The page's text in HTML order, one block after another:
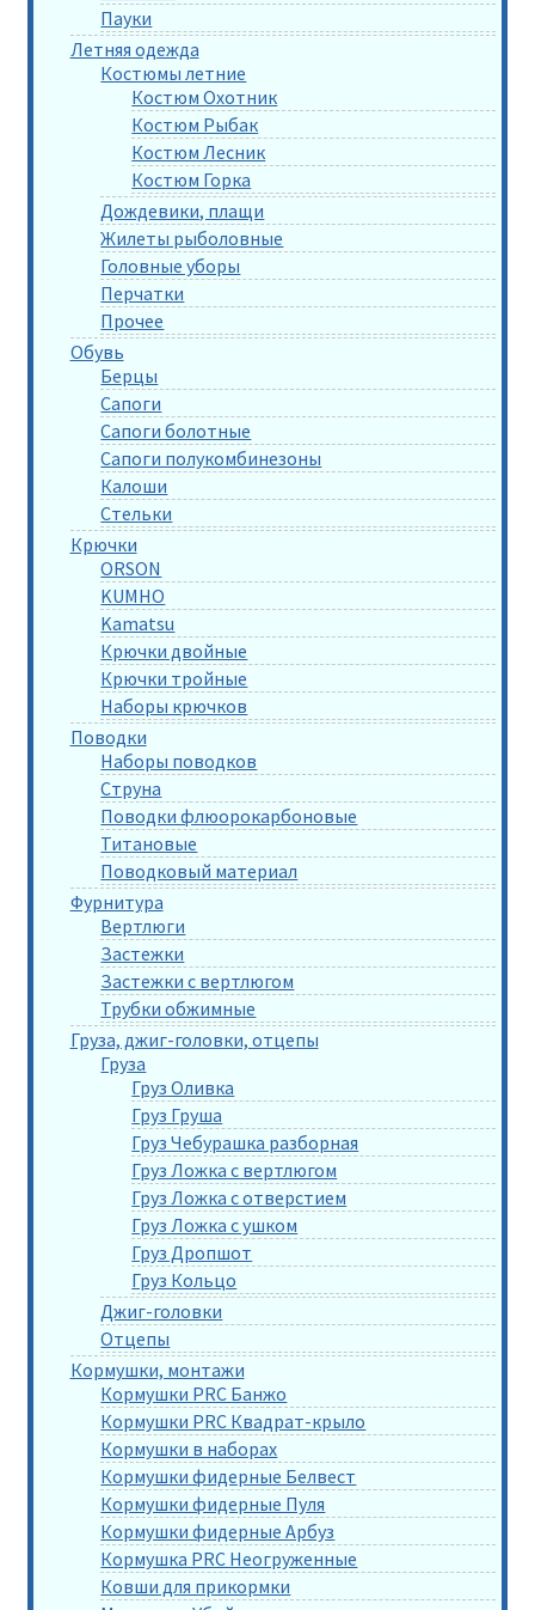
Пауки
Летняя одежда
Костюмы летние
Костюм Охотник
Костюм Рыбак
Костюм Лесник
Костюм Горка
Дождевики, плащи
Жилеты рыболовные
Головные уборы
Перчатки
Прочее
Обувь
Берцы
Сапоги
Сапоги болотные
Сапоги полукомбинезоны
Калоши
Стельки
Крючки
ORSON
KUMHO
Kamatsu
Крючки двойные
Крючки тройные
Наборы крючков
Поводки
Наборы поводков
Струна
Поводки флюорокарбоновые
Титановые
Поводковый материал
Фурнитура
Вертлюги
Застежки
Застежки с вертлюгом
Трубки обжимные
Груза, джиг-головки, отцепы
Груза
Груз Оливка
Груз Груша
Груз Чебурашка разборная
Груз Ложка с вертлюгом
Груз Ложка с отверстием
Груз Ложка с ушком
Груз Дропшот
Груз Кольцо
Джиг-головки
Отцепы
Кормушки, монтажи
Кормушки PRC Банжо
Кормушки PRC Квадрат-крыло
Кормушки в наборах
Кормушки фидерные Белвест
Кормушки фидерные Пуля
Кормушки фидерные Арбуз
Кормушка PRC Неогруженные
Ковши для прикормки